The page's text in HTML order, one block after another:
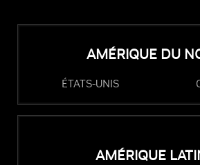
AMÉRIQUE DU
ÉTATS-UNIS
AMÉRIQUE